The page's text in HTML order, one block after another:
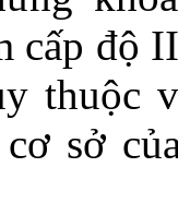
cấp độ
thuộc
cơ sở